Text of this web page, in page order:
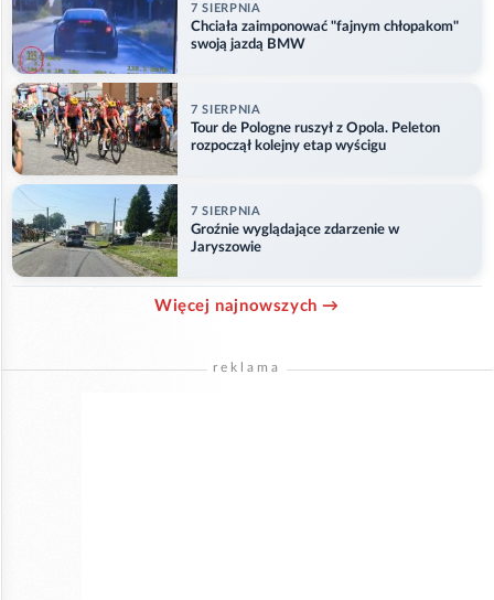
7 SIERPNIA
Chciała zaimponować "fajnym chłopakom"
swoją jazdą BMW
7 SIERPNIA
Tour de Pologne ruszył z Opola. Peleton
rozpoczął kolejny etap wyścigu
7 SIERPNIA
Groźnie wyglądające zdarzenie w
Jaryszowie
Więcej najnowszych →
reklama